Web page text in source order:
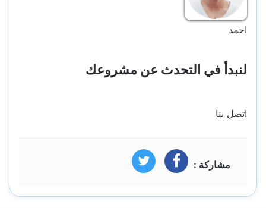
احمد
لنبدأ في التحدث عن مشروعك
اتصل بنا
مشاركة : فيسبوك تويتر